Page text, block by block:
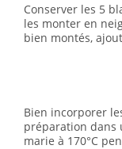
Conserver les 5
les monter en
bien montés,
Bien incorporer
préparation dans
marie à 170°C